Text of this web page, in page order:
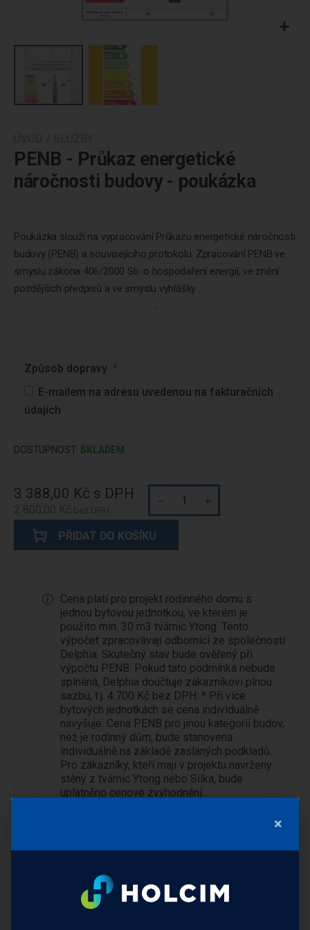
začátek
galerie
obrázků
PENB - Průkaz energetické
náročnosti budovy - poukázka
Poukázka slouží na vypracování Průkazu energetické náročnosti
budovy (PENB) a souvisejícího protokolu. Zpracování PENB ve
smyslu zákona 406/2000 Sb. o hospodaření energií, ve znění
pozdějších předpisů a ve smyslu vyhlášky ...
Způsob dopravy
E-mailem na adresu uvedenou na fakturačních
údajích
DOSTUPNOST: SKLADEM
3 388,00 Kč
PŘIDAT DO KOŠÍKU
Cena platí pro projekt rodinného domu s
jednou bytovou jednotkou, ve kterém je
použito min. 30 m3 tvárnic Ytong. Tento
výpočet zpracovávají odborníci ze společnosti
Delphia. Skutečný stav bude ověřený při
výpočtu PENB. Pokud tato podmínka nebude
splněná, Delphia doúčtuje zákazníkovi plnou
sazbu, t.j. 4.700 Kč bez DPH. * Při více
bytových jednotkách se cena individuálně
navyšuje. Cena PENB pro jinou kategorii budov,
než je rodinný dům, bude stanovena
individuálně na základě zaslaných podkladů.
Pro zákazníky, kteří mají v projektu navrženy
stěny z tvárnic Ytong nebo Silka, bude
uplatněno cenové zvýhodnění.
Popis produktu
Mohlo by vás
×